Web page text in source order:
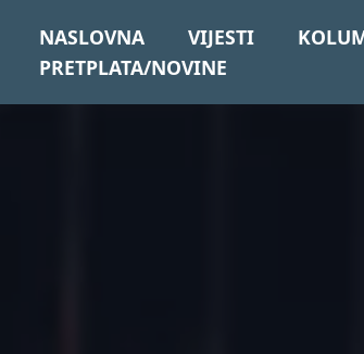
NASLOVNA VIJESTI
PRETPLATA/NOVINE